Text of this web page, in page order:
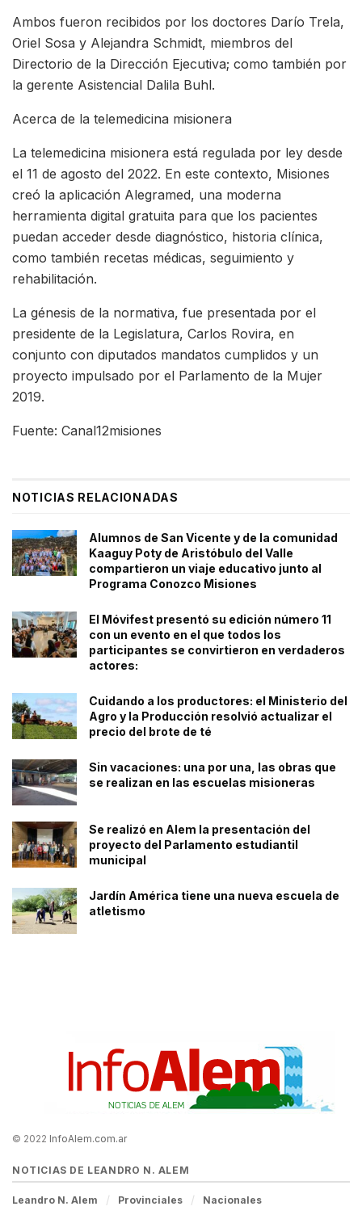
Ambos fueron recibidos por los doctores Darío Trela,
Oriel Sosa y Alejandra Schmidt, miembros del
Directorio de la Dirección Ejecutiva; como también por
la gerente Asistencial Dalila Buhl.
Acerca de la telemedicina misionera
La telemedicina misionera está regulada por ley desde
el 11 de agosto del 2022. En este contexto, Misiones
creó la aplicación Alegramed, una moderna
herramienta digital gratuita para que los pacientes
puedan acceder desde diagnóstico, historia clínica,
como también recetas médicas, seguimiento y
rehabilitación.
La génesis de la normativa, fue presentada por el
presidente de la Legislatura, Carlos Rovira, en
conjunto con diputados mandatos cumplidos y un
proyecto impulsado por el Parlamento de la Mujer
2019.
Fuente: Canal12misiones
NOTICIAS RELACIONADAS
Alumnos de San Vicente y de la comunidad
Kaaguy Poty de Aristóbulo del Valle
compartieron un viaje educativo junto al
Programa Conozco Misiones
El Móvifest presentó su edición número 11
con un evento en el que todos los
participantes se convirtieron en verdaderos
actores:
Cuidando a los productores: el Ministerio del
Agro y la Producción resolvió actualizar el
precio del brote de té
Sin vacaciones: una por una, las obras que
se realizan en las escuelas misioneras
Se realizó en Alem la presentación del
proyecto del Parlamento estudiantil
municipal
Jardín América tiene una nueva escuela de
atletismo
© 2022 InfoAlem.com.ar
NOTICIAS DE LEANDRO N. ALEM
Leandro N. Alem Provinciales Nacionales